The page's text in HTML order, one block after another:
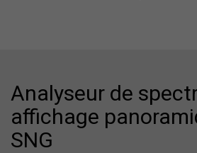
Analyseur de
affichage
SNG